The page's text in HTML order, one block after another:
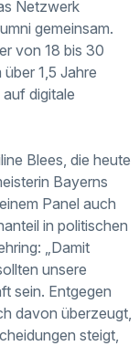
Netzwerk
gemeinsam.
von 18 bis 30
1,5 Jahre
digitale
Blees, die heute
Bayerns
Panel auch
in politischen
„Damit
unsere
sein. Entgegen
davon überzeugt,
steigt,